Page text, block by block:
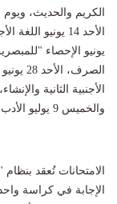
والخميس 9 يوليو الأدب والنصوص والمطالعة.
الامتحانات تُعقد
الإجابة في كراسة